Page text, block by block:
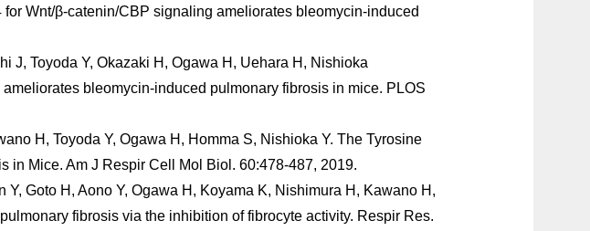
Wnt/β-catenin/CBP signaling ameliorates bleomycin-induced
J, Toyoda Y, Okazaki H, Ogawa H, Uehara H, Nishioka
bleomycin-induced pulmonary fibrosis in mice. PLOS
H, Toyoda Y, Ogawa H, Homma S, Nishioka Y. The Tyrosine
in Mice. Am J Respir Cell Mol Biol. 60:478-487, 2019.
Goto H, Aono Y, Ogawa H, Koyama K, Nishimura H, Kawano H,
fibrosis via the inhibition of fibrocyte activity. Respir Res.